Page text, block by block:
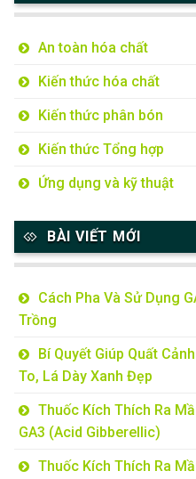
An toàn hóa chất
Kiến thức hóa chất
Kiến thức phân bón
Kiến thức Tổng hợp
Ứng dụng và kỹ thuật
BÀI VIẾT MỚI
Cách Pha Và Sử Dụng
Trồng
Bí Quyết Giúp Quất
To, Lá Dày Xanh Đẹp
Thuốc Kích Thích Ra
GA3 (Acid Gibberellic)
Thuốc Kích Thích Ra